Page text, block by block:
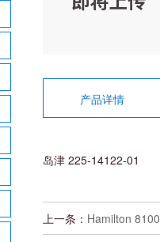
产品详情
岛津 225-14122-01
上一条： Hamilton